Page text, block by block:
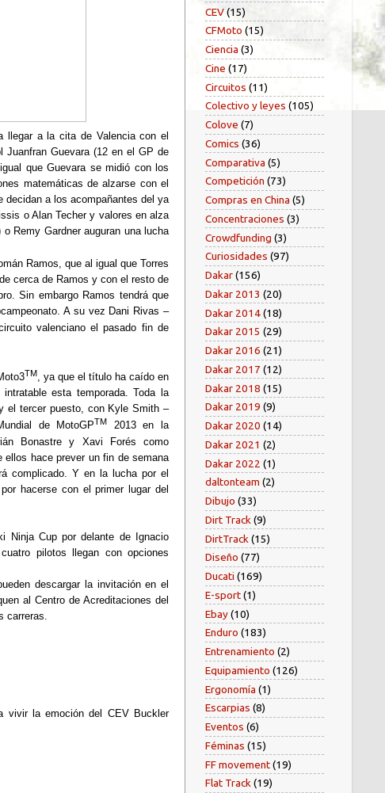
llegar a la cita de Valencia con el
Juanfran Guevara (12 en el GP de
que Guevara se midió con los
matemáticas de alzarse con el
decidan a los acompañantes del ya
o Alan Techer y valores en alza
Remy Gardner auguran una lucha
Ramos, que al igual que Torres
cerca de Ramos y con el resto de
Sin embargo Ramos tendrá que
A su vez Dani Rivas –
valenciano el pasado fin de
TM, ya que el título ha caído en
esta temporada. Toda la
el tercer puesto, con Kyle Smith –
de MotoGPTM
2013 en la
Bonastre y Xavi Forés como
ellos hace prever un fin de semana
complicado. Y en la lucha por el
hacerse con el primer lugar del
Ninja Cup por delante de Ignacio
pilotos llegan con opciones
descargar la invitación en el
al Centro de Acreditaciones del
carreras.
vivir la emoción del CEV Buckler
CEV(15)
CFMoto (15)
Ciencia (3)
Cine (17)
Circuitos (11)
Colectivo y leyes (105)
Colove (7)
Comics (36)
Comparativa (5)
Competición (73)
Compras en China (5)
Concentraciones (3)
Crowdfunding (3)
Curiosidades (97)
Dakar(156)
Dakar 2013 (20)
Dakar 2014(18)
Dakar 2015 (29)
Dakar 2016 (21)
Dakar 2017 (12)
Dakar 2018 (15)
Dakar 2019 (9)
Dakar 2020 (14)
Dakar 2021 (2)
Dakar 2022 (1)
daltonteam (2)
Dibujo (33)
Dirt Track (9)
DirtTrack (15)
Diseño (77)
Ducati (169)
E-sport(1)
Ebay(10)
Enduro (183)
Entrenamiento (2)
Equipamiento (126)
Ergonomía (1)
Escarpias (8)
Eventos (6)
Féminas (15)
FF movement(19)
Flat Track(19)